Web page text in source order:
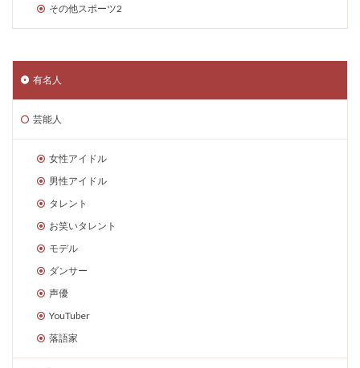
その他スポーツ2
有名人
芸能人
女性アイドル
男性アイドル
タレント
お笑いタレント
モデル
ダンサー
声優
YouTuber
落語家